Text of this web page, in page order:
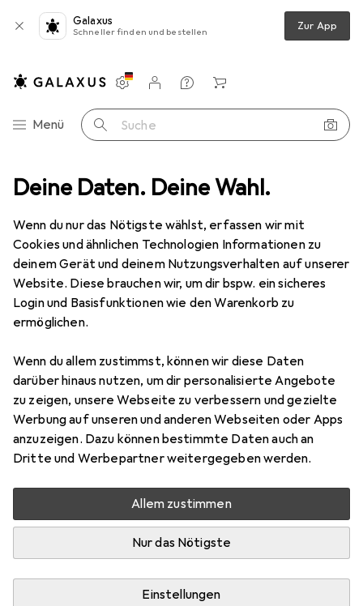
Deine Daten. Deine Wahl.
Wenn du nur das Nötigste wählst, erfassen wir mit
Cookies und ähnlichen Technologien Informationen zu
deinem Gerät und deinem Nutzungsverhalten auf unserer
Website. Diese brauchen wir, um dir bspw. ein sicheres
Login und Basisfunktionen wie den Warenkorb zu
ermöglichen.
Wenn du allem zustimmst, können wir diese Daten
darüber hinaus nutzen, um dir personalisierte Angebote
zu zeigen, unsere Webseite zu verbessern und gezielte
Werbung auf unseren und anderen Webseiten oder Apps
anzuzeigen. Dazu können bestimmte Daten auch an
Dritte und Werbepartner weitergegeben werden.
Allem zustimmen
Nur das Nötigste
Einstellungen
Galaxus
Schneller finden und bestellen Zur App
Navigation nach Kategorien
Menü Suche
Einstellungen
Kundenkonto
Vergleichslisten
Merklisten
Warenkorb
Dragon Prince - Der Prinz der Drachen (Comicband 3)
EUR
15,–
The Dragon Prince - Der Prinz der
Drachen (Comicband 3)
Deutsch, 2024, Nicole Andelfinger
Zubehör für The Dragon Prince -
Der Prinz der Drachen
(Comicband 3)
Hier findest du passendes Zubehör zum Produkt The
Dragon Prince - Der Prinz der Drachen (Comicband 3).
Produktliste
Keine Produkte gefunden